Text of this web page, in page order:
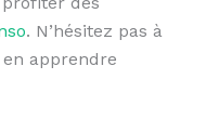
. N’hésitez pas à
apprendre